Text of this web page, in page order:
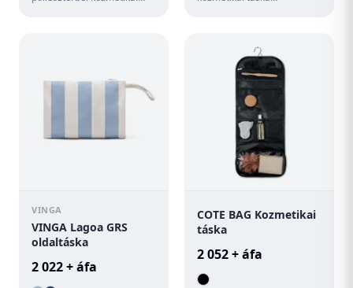
VINGA
VINGA Lagoa GRS
oldaltáska
2 022 + áfa
COTE BAG Kozmetikai
táska
2 052 + áfa